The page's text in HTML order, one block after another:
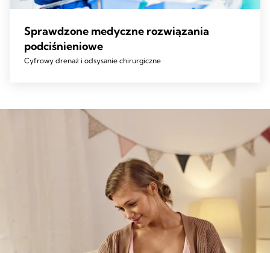
Sprawdzone medyczne rozwiązania
podciśnieniowe
Cyfrowy drenaż i odsysanie chirurgiczne